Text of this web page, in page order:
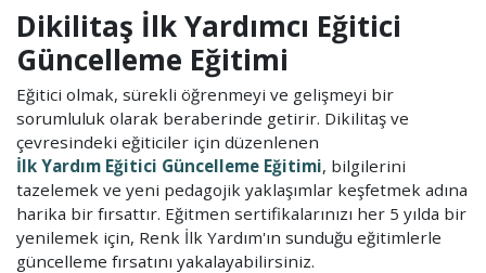
Dikilitaş İlk Yardımcı Eğitici
Güncelleme Eğitimi
Eğitici olmak, sürekli öğrenmeyi ve gelişmeyi bir
sorumluluk olarak beraberinde getirir. Dikilitaş ve
çevresindeki eğiticiler için düzenlenen
İlk Yardım Eğitici Güncelleme Eğitimi, bilgilerini
tazelemek ve yeni pedagojik yaklaşımlar keşfetmek adına
harika bir fırsattır. Eğitmen sertifikalarınızı her 5 yılda bir
yenilemek için, Renk İlk Yardım'ın sunduğu eğitimlerle
güncelleme fırsatını yakalayabilirsiniz.